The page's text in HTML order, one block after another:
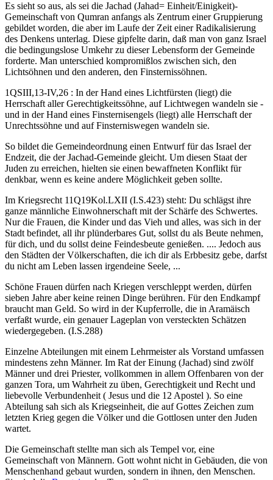
Es sieht so aus, als sei die Jachad (Jahad= Einheit/Einigkeit)-
Gemeinschaft von Qumran anfangs als Zentrum einer Gruppierung
gebildet worden, die aber im Laufe der Zeit einer Radikalisierung
des Denkens unterlag. Diese gipfelte darin, daß man von ganz Israel
die bedingungslose Umkehr zu dieser Lebensform der Gemeinde
forderte. Man unterschied kompromißlos zwischen sich, den
Lichtsöhnen und den anderen, den Finsternissöhnen.
1QSIII,13-IV,26 : In der Hand eines Lichtfürsten (liegt) die
Herrschaft aller Gerechtigkeitssöhne, auf Lichtwegen wandeln sie -
und in der Hand eines Finsternisengels (liegt) alle Herrschaft der
Unrechtssöhne und auf Finsterniswegen wandeln sie.
So bildet die Gemeindeordnung einen Entwurf für das Israel der
Endzeit, die der Jachad-Gemeinde gleicht. Um diesen Staat der
Juden zu erreichen, hielten sie einen bewaffneten Konflikt für
denkbar, wenn es keine andere Möglichkeit geben sollte.
Im Kriegsrecht 11Q19Kol.LXII (I.S.423) steht: Du schlägst ihre
ganze männliche Einwohnerschaft mit der Schärfe des Schwertes.
Nur die Frauen, die Kinder und das Vieh und alles, was sich in der
Stadt befindet, all ihr plünderbares Gut, sollst du als Beute nehmen,
für dich, und du sollst deine Feindesbeute genießen. .... Jedoch aus
den Städten der Völkerschaften, die ich dir als Erbbesitz gebe, darfst
du nicht am Leben lassen irgendeine Seele, ...
Schöne Frauen dürfen nach Kriegen verschleppt werden, dürfen
sieben Jahre aber keine reinen Dinge berühren. Für den Endkampf
braucht man Geld. So wird in der Kupferrolle, die in Aramäisch
verfaßt wurde, ein genauer Lageplan von versteckten Schätzen
wiedergegeben. (I.S.288)
Einzelne Abteilungen mit einem Lehrmeister als Vorstand umfassen
mindestens zehn Männer. Im Rat der Einung (Jachad) sind zwölf
Männer und drei Priester, vollkommen in allem Offenbaren von der
ganzen Tora, um Wahrheit zu üben, Gerechtigkeit und Recht und
liebevolle Verbundenheit ( Jesus und die 12 Apostel ). So eine
Abteilung sah sich als Kriegseinheit, die auf Gottes Zeichen zum
letzten Krieg gegen die Völker und die Gottlosen unter den Juden
wartet.
Die Gemeinschaft stellte man sich als Tempel vor, eine
Gemeinschaft von Männern. Gott wohnt nicht in Gebäuden, die von
Menschenhand gebaut wurden, sondern in ihnen, den Menschen.